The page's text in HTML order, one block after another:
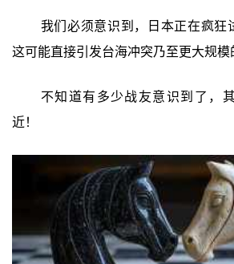
我们必须意识到，日本正在疯狂
这可能直接引发台海冲突乃至更大规模
不知道有多少战友意识到了，
近！